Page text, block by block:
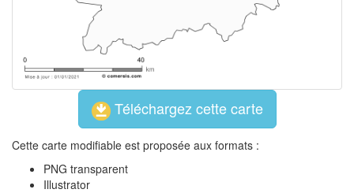
Téléchargez cette carte
Cette carte modifiable est proposée aux formats :
PNG transparent
Illustrator